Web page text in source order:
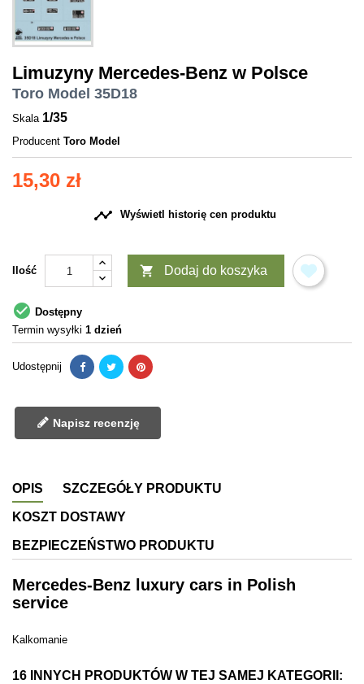
Limuzyny Mercedes-Benz w Polsce
Toro Model 35D18
Skala 1/35
Producent Toro Model
15,30 zł
 Wyświetl historię cen produktu
Ilość  Dodaj do koszyka
 Dostępny
Termin wysyłki 1 dzień
Udostępnij
Napisz recenzję
OPIS SZCZEGÓŁY PRODUKTU
KOSZT DOSTAWY
BEZPIECZEŃSTWO PRODUKTU
Mercedes-Benz luxury cars in Polish
service
Kalkomanie
16 INNYCH PRODUKTÓW W TEJ SAMEJ KATEGORII: